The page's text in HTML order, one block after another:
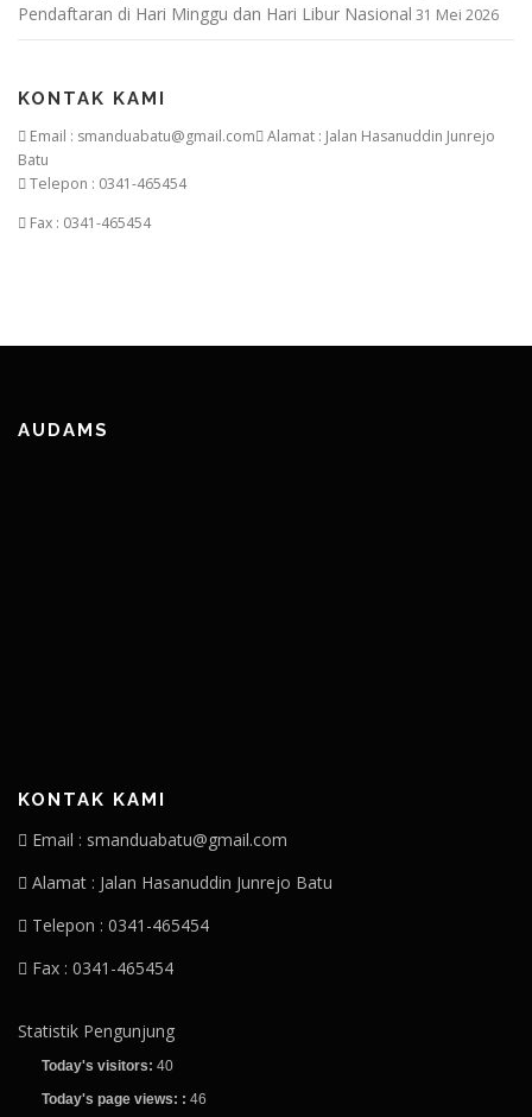
Pendaftaran di Hari Minggu dan Hari Libur Nasional 31 Mei 2026
KONTAK KAMI
Email : smanduabatu@gmail.com
Alamat : Jalan Hasanuddin Junrejo
Batu
Telepon : 0341-465454
Fax : 0341-465454
AUDAMS
KONTAK KAMI
Email : smanduabatu@gmail.com
Alamat : Jalan Hasanuddin Junrejo Batu
Telepon : 0341-465454
Fax : 0341-465454
Statistik Pengunjung
Today's visitors: 40
Today's page views: : 46